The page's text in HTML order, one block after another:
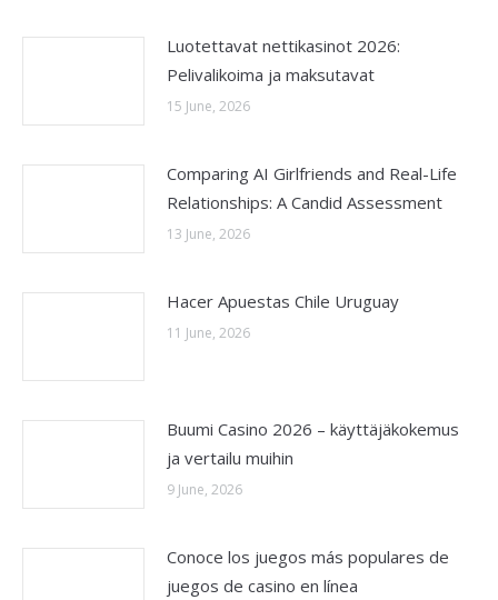
Luotettavat nettikasinot 2026:
Pelivalikoima ja maksutavat
15 June, 2026
Comparing AI Girlfriends and Real-Life
Relationships: A Candid Assessment
13 June, 2026
Hacer Apuestas Chile Uruguay
11 June, 2026
Buumi Casino 2026 – käyttäjäkokemus
ja vertailu muihin
9 June, 2026
Conoce los juegos más populares de
juegos de casino en línea